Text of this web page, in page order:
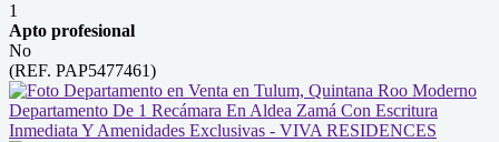
1
Apto profesional
No
(REF. PAP5477461)